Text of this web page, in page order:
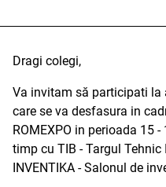
Dragi colegi,
Va invitam să participati la
care se va desfasura in
ROMEXPO in perioada 15
timp cu TIB - Targul
INVENTIKA - Salonul de